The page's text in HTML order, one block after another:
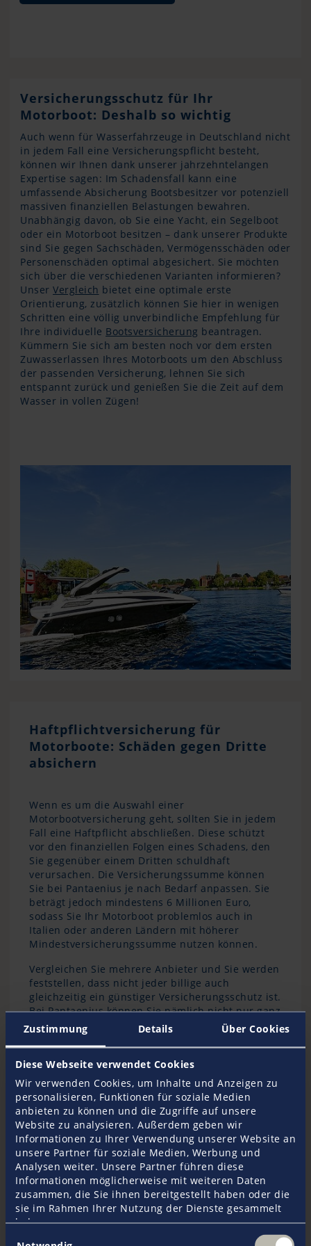
Zustimmung Details Über Cookies
Diese Webseite verwendet Cookies
Wir verwenden Cookies, um Inhalte und Anzeigen zu
personalisieren, Funktionen für soziale Medien
anbieten zu können und die Zugriffe auf unsere
Website zu analysieren. Außerdem geben wir
Informationen zu Ihrer Verwendung unserer Website an
unsere Partner für soziale Medien, Werbung und
Analysen weiter. Unsere Partner führen diese
Informationen möglicherweise mit weiteren Daten
zusammen, die Sie ihnen bereitgestellt haben oder die
sie im Rahmen Ihrer Nutzung der Dienste gesammelt
haben.
Versicherungsschutz für Ihr
Motorboot: Deshalb so wichtig
Auch wenn für Wasserfahrzeuge in Deutschland nicht
in jedem Fall eine Versicherungspflicht besteht,
können wir Ihnen dank unserer jahrzehntelangen
Expertise sagen: Im Schadensfall kann eine
umfassende Absicherung Bootsbesitzer vor potenziell
massiven finanziellen Belastungen bewahren.
Unabhängig davon, ob Sie eine Yacht, ein Segelboot
oder ein Motorboot besitzen – dank unserer Produkte
sind Sie gegen Sachschäden, Vermögensschäden oder
Personenschäden optimal abgesichert. Sie möchten
sich über die verschiedenen Varianten informieren?
Unser Vergleich bietet eine optimale erste
Orientierung, zusätzlich können Sie hier in wenigen
Schritten eine völlig unverbindliche Empfehlung für
Ihre individuelle Bootsversicherung beantragen.
Kümmern Sie sich am besten noch vor dem ersten
Zuwasserlassen Ihres Motorboots um den Abschluss
der passenden Versicherung, lehnen Sie sich
entspannt zurück und genießen Sie die Zeit auf dem
Wasser in vollen Zügen!
Haftpflichtversicherung für
Motorboote: Schäden gegen Dritte
absichern
Wenn es um die Auswahl einer
Motorbootversicherung geht, sollten Sie in jedem
Fall eine Haftpflicht abschließen. Diese schützt
vor den finanziellen Folgen eines Schadens, den
Sie gegenüber einem Dritten schuldhaft
verursachen. Die Versicherungssumme können
Sie bei Pantaenius je nach Bedarf anpassen. Sie
beträgt jedoch mindestens 6 Millionen Euro,
sodass Sie Ihr Motorboot problemlos auch in
Italien oder anderen Ländern mit höherer
Mindestversicherungssumme nutzen können.
Vergleichen Sie mehrere Anbieter und Sie werden
feststellen, dass nicht jeder billige auch
gleichzeitig ein günstiger Versicherungsschutz ist.
Bei Pantaenius können Sie nämlich nicht nur ganz
unkompliziert die Versicherung für Ihr Motorboot
online abschließen gleichzeitig profitieren Sie
auch von einer Reihe zusätzlicher Vorteile
innerhalb derMotorboot-Haftpflichtversicherung
So gelten Gewässerverschmutzungen, das
versehentliche Auslösen von Rettungssystemen
oder auch die Abwehr unberechtigter Ansprüche
als automatisch mitversichert. Außerdem
beinhaltet sie eine Forderungsausfalldeckung für
den Fall, dass Sie in einen Unfall mit einer dritten
Person verwickelt werden, diese jedoch nicht über
einen entsprechenden Versicherungsschutz oder
die finanziellen Mittel verfügt, um den Ihnen
zugefügten Schaden zu beheben.